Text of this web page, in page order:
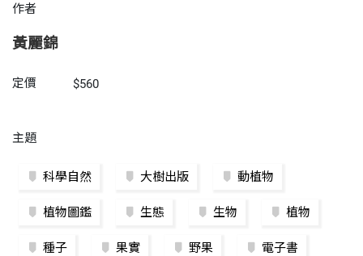
作者
黃麗錦
定價 $560
主題
科學自然 大樹出版 動植物
植物圖鑑 生態 生物 植物
種子 果實 野果 電子書